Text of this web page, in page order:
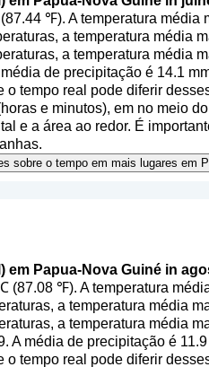
℉). A temperatura
a temperatura
a temperatura
de precipitação é 14.1
o tempo real pode diferir
e minutos), em no meio
e a área ao redor. É
sobre o tempo em mais lugares em
em Papua-Nova Guiné in
(87.08 ℉). A temperatura
a temperatura média
a temperatura média
A média de precipitação é 11.9
o tempo real pode diferir